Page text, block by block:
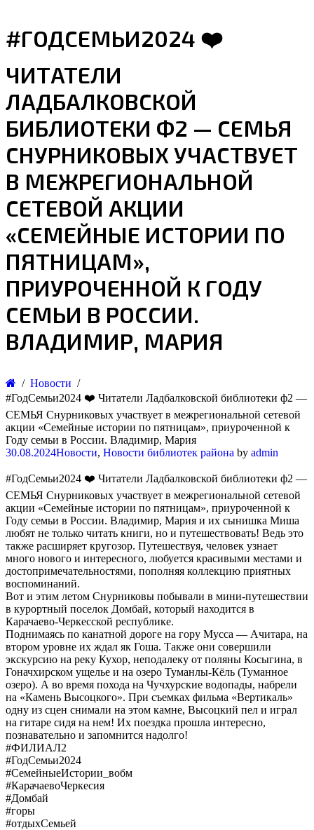
#ГОДСЕМЬИ2024 ❤️
ЧИТАТЕЛИ
ЛАДБАЛКОВСКОЙ
БИБЛИОТЕКИ Ф2 — СЕМЬЯ
СНУРНИКОВЫХ УЧАСТВУЕТ
В МЕЖРЕГИОНАЛЬНОЙ
СЕТЕВОЙ АКЦИИ
«СЕМЕЙНЫЕ ИСТОРИИ ПО
ПЯТНИЦАМ»,
ПРИУРОЧЕННОЙ К ГОДУ
СЕМЬИ В РОССИИ.
ВЛАДИМИР, МАРИЯ
Новости
#ГодСемьи2024 ❤️ Читатели Ладбалковской библиотеки ф2 —
СЕМЬЯ Снурниковых участвует в межрегиональной сетевой
акции «Семейные истории по пятницам», приуроченной к
Году семьи в России. Владимир, Мария
30.08.2024Новости, Новости библиотек района by admin
#ГодСемьи2024 ❤️ Читатели Ладбалковской библиотеки ф2 —
СЕМЬЯ Снурниковых участвует в межрегиональной сетевой
акции «Семейные истории по пятницам», приуроченной к
Году семьи в России. Владимир, Мария и их сынишка Миша
любят не только читать книги, но и путешествовать! Ведь это
также расширяет кругозор. Путешествуя, человек узнает
много нового и интересного, любуется красивыми местами и
достопримечательностями, пополняя коллекцию приятных
воспоминаний.
Вот и этим летом Снурниковы побывали в мини-путешествии
в курортный поселок Домбай, который находится в
Карачаево-Черкесской республике.
Поднимаясь по канатной дороге на гору Мусса — Ачитара, на
втором уровне их ждал як Гоша. Также они совершили
экскурсию на реку Кухор, неподалеку от поляны Косыгина, в
Гоначхирском ущелье и на озеро Туманлы-Кёль (Туманное
озеро). А во время похода на Чучхурские водопады, набрели
на «Камень Высоцкого». При съемках фильма «Вертикаль»
одну из сцен снимали на этом камне, Высоцкий пел и играл
на гитаре сидя на нем! Их поездка прошла интересно,
познавательно и запомнится надолго!
#ФИЛИАЛ2
#ГодСемьи2024
#СемейныеИстории_вобм
#КарачаевоЧеркесия
#Домбай
#горы
#отдыхСемьей